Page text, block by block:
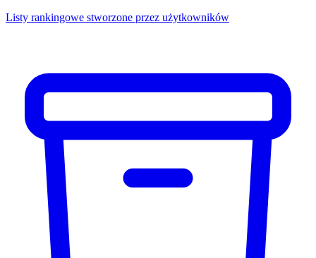
Listy rankingowe stworzone przez użytkowników